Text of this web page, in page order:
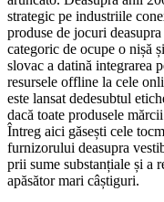
strategic pe industriile
produse de jocuri
categoric de ocupe o nișă
slovac a datină integrarea
resursele offline la cele
este lansat dedesubtul
dacă toate produsele
Întreg aici găsești cele
furnizorului deasupra
prii sume substanțiale și a
apăsător mari câștiguri.